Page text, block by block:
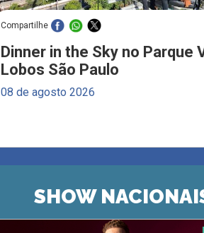
Compartilhe
Dinner in the Sky no Parque
Lobos São Paulo
08 de agosto 2026
SHOW